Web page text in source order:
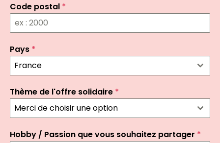
Code postal *
Pays *
France
Thème de l'offre solidaire *
Merci de choisir une option
Hobby / Passion que vous souhaitez partager *